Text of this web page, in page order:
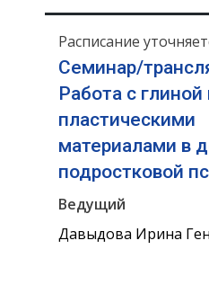
Расписание
Семинар/
Работа с глиной
пластическими
материалами в
подростковой
Ведущий
Давыдова Ирина